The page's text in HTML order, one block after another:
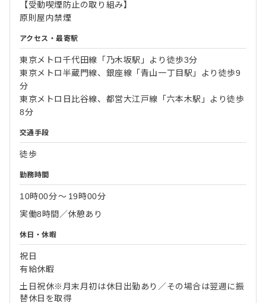
【受動喫煙防止の取り組み】
原則屋内禁煙
アクセス・最寄駅
東京メトロ千代田線「乃木坂駅」より徒歩3分
東京メトロ半蔵門線、銀座線「青山一丁目駅」より徒歩9
分
東京メトロ日比谷線、都営大江戸線「六本木駅」より徒歩
8分
交通手段
徒歩
勤務時間
10時00分〜 19時00分
実働8時間／休憩あり
休日・休暇
祝日
有給休暇
土日祝休※月末月初は休日出勤あり／その場合は翌週に振
替休日を取得